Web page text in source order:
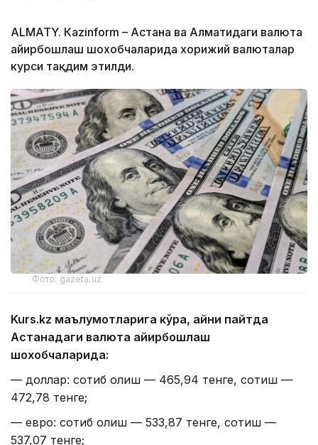
ALMATY. Кazinform – Астана ва Алматидаги валюта
айирбошлаш шохобчаларида хорижий валюталар
курси тақдим этилди.
Фото: gazeta.uz
Kurs.kz маълумотларига кўра, айни пайтда
Астанадаги валюта айирбошлаш
шохобчаларида:
— доллар: сотиб олиш — 465,94 тенге, сотиш —
472,78 тенге;
— евро: сотиб олиш — 533,87 тенге, сотиш —
537,07 тенге;